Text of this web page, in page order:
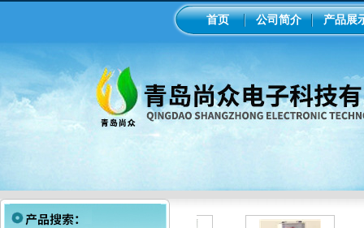
首页 公司简介 产品展